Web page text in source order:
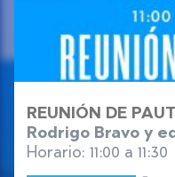
REUNIÓN DE
Rodrigo Bravo y
Horario: 11:00 a 11:30